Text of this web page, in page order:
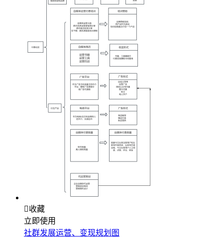
收藏
立即使用
社群发展运营、变现规划图